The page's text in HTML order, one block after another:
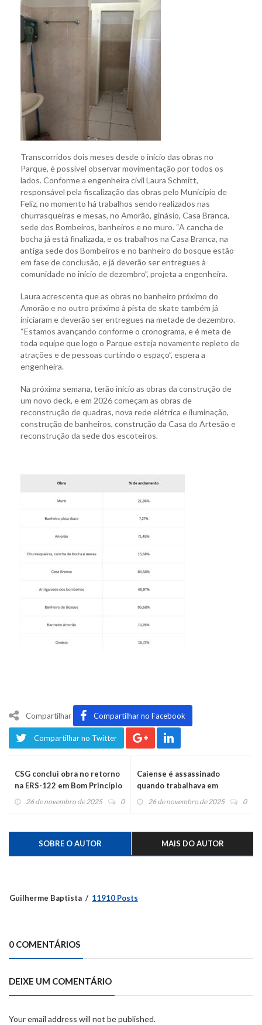
Transcorridos dois meses desde o início das obras no
Parque, é possível observar movimentação por todos os
lados. Conforme a engenheira civil Laura Schmitt,
responsável pela fiscalização das obras pelo Município de
Feliz, no momento há trabalhos sendo realizados nas
churrasqueiras e mesas, no Amorão, ginásio, Casa Branca,
sede dos Bombeiros, banheiros e no muro. “A cancha de
bocha já está finalizada, e os trabalhos na Casa Branca, na
antiga sede dos Bombeiros e no banheiro do bosque estão
em fase de conclusão, e já deverão ser entregues à
comunidade no início de dezembro”, projeta a engenheira.
Laura acrescenta que as obras no banheiro próximo do
Amorão e no outro próximo à pista de skate também já
iniciaram e deverão ser entregues na metade de dezembro.
“Estamos avançando conforme o cronograma, e é meta de
toda equipe que logo o Parque esteja novamente repleto de
atrações e de pessoas curtindo o espaço”, espera a
engenheira.
Na próxima semana, terão início as obras da construção de
um novo deck, e em 2026 começam as obras de
reconstrução de quadras, nova rede elétrica e iluminação,
construção de banheiros, construção da Casa do Artesão e
reconstrução da sede dos escoteiros.
Compartilhar Compartilhar no Facebook
Compartilhar no Twitter
CSG conclui obra no retorno
na ERS-122 em Bom Princípio
26 de novembro de 2025 0
Caiense é assassinado
quando trabalhava em
Garibaldi
26 de novembro de 2025 0
SOBRE O AUTOR MAIS DO AUTOR
Guilherme Baptista 11910 Posts
0 COMENTÁRIOS
DEIXE UM COMENTÁRIO
Your email address will not be published.